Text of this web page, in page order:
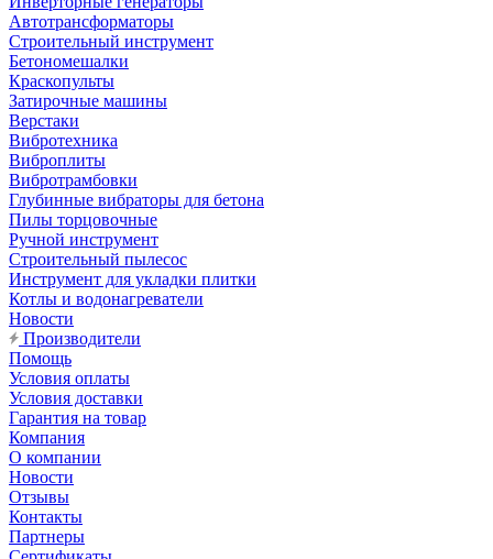
Автотрансформаторы
Строительный инструмент
Бетономешалки
Краскопульты
Затирочные машины
Верстаки
Вибротехника
Виброплиты
Вибротрамбовки
Глубинные вибраторы для бетона
Пилы торцовочные
Ручной инструмент
Строительный пылесос
Инструмент для укладки плитки
Котлы и водонагреватели
Новости
Производители
Помощь
Условия оплаты
Условия доставки
Гарантия на товар
Компания
О компании
Новости
Отзывы
Контакты
Партнеры